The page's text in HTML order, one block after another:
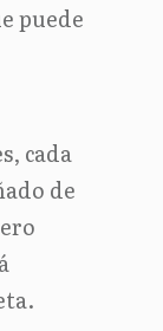
puede
cada
de